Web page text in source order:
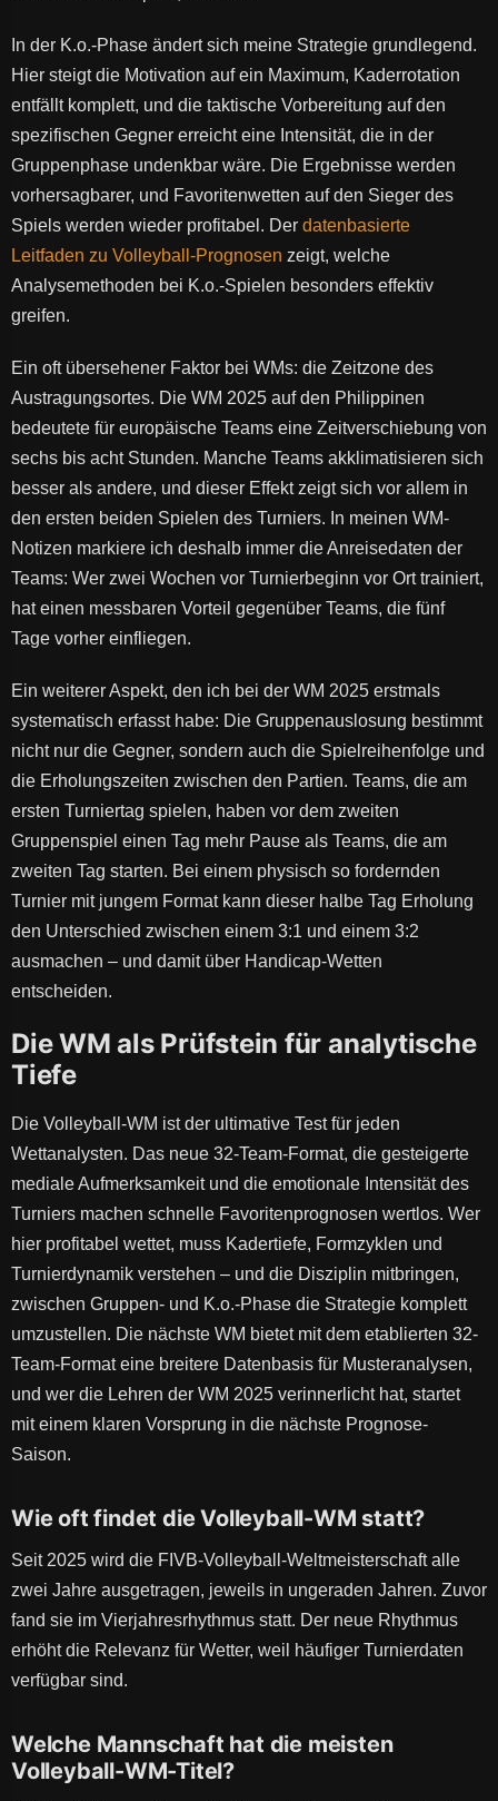
In der K.o.-Phase ändert sich meine Strategie grundlegend.
Hier steigt die Motivation auf ein Maximum, Kaderrotation
entfällt komplett, und die taktische Vorbereitung auf den
spezifischen Gegner erreicht eine Intensität, die in der
Gruppenphase undenkbar wäre. Die Ergebnisse werden
vorhersagbarer, und Favoritenwetten auf den Sieger des
Spiels werden wieder profitabel. Der datenbasierte
Leitfaden zu Volleyball-Prognosen zeigt, welche
Analysemethoden bei K.o.-Spielen besonders effektiv
greifen.
Ein oft übersehener Faktor bei WMs: die Zeitzone des
Austragungsortes. Die WM 2025 auf den Philippinen
bedeutete für europäische Teams eine Zeitverschiebung von
sechs bis acht Stunden. Manche Teams akklimatisieren sich
besser als andere, und dieser Effekt zeigt sich vor allem in
den ersten beiden Spielen des Turniers. In meinen WM-
Notizen markiere ich deshalb immer die Anreisedaten der
Teams: Wer zwei Wochen vor Turnierbeginn vor Ort trainiert,
hat einen messbaren Vorteil gegenüber Teams, die fünf
Tage vorher einfliegen.
Ein weiterer Aspekt, den ich bei der WM 2025 erstmals
systematisch erfasst habe: Die Gruppenauslosung bestimmt
nicht nur die Gegner, sondern auch die Spielreihenfolge und
die Erholungszeiten zwischen den Partien. Teams, die am
ersten Turniertag spielen, haben vor dem zweiten
Gruppenspiel einen Tag mehr Pause als Teams, die am
zweiten Tag starten. Bei einem physisch so fordernden
Turnier mit jungem Format kann dieser halbe Tag Erholung
den Unterschied zwischen einem 3:1 und einem 3:2
ausmachen – und damit über Handicap-Wetten
entscheiden.
Die WM als Prüfstein für analytische
Tiefe
Die Volleyball-WM ist der ultimative Test für jeden
Wettanalysten. Das neue 32-Team-Format, die gesteigerte
mediale Aufmerksamkeit und die emotionale Intensität des
Turniers machen schnelle Favoritenprognosen wertlos. Wer
hier profitabel wettet, muss Kadertiefe, Formzyklen und
Turnierdynamik verstehen – und die Disziplin mitbringen,
zwischen Gruppen- und K.o.-Phase die Strategie komplett
umzustellen. Die nächste WM bietet mit dem etablierten 32-
Team-Format eine breitere Datenbasis für Musteranalysen,
und wer die Lehren der WM 2025 verinnerlicht hat, startet
mit einem klaren Vorsprung in die nächste Prognose-
Saison.
Wie oft findet die Volleyball-WM statt?
Seit 2025 wird die FIVB-Volleyball-Weltmeisterschaft alle
zwei Jahre ausgetragen, jeweils in ungeraden Jahren. Zuvor
fand sie im Vierjahresrhythmus statt. Der neue Rhythmus
erhöht die Relevanz für Wetter, weil häufiger Turnierdaten
verfügbar sind.
Welche Mannschaft hat die meisten
Volleyball-WM-Titel?